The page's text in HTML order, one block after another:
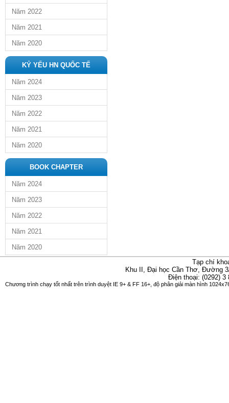
Năm 2022
Năm 2021
Năm 2020
KỶ YẾU HN QUỐC TẾ
Năm 2024
Năm 2023
Năm 2022
Năm 2021
Năm 2020
BOOK CHAPTER
Năm 2024
Năm 2023
Năm 2022
Năm 2021
Năm 2020
Tạp chí
Khu II, Đại học Cần Thơ, Đường
Điện thoại: (0292)
Chương trình chạy tốt nhất trên trình duyệt IE 9+ & FF 16+, độ phân giải màn hình